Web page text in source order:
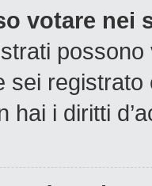
votare nei
sei
hai i diritti